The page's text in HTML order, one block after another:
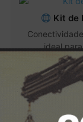
Kit de
ideal